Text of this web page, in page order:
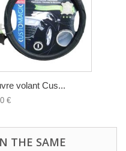
volant Cus...
€
THE SAME